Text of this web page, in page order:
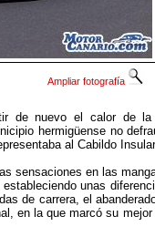
Ampliar fotografía
de nuevo el calor de
hermigüense no
al Cabildo
sensaciones en las
unas
de carrera, el
en la que marcó su